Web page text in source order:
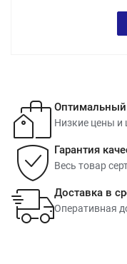
Низкие цены и
Гарантия
Весь товар
Доставка в
Оперативная